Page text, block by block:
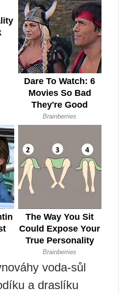
voda-sůl
a draslíku